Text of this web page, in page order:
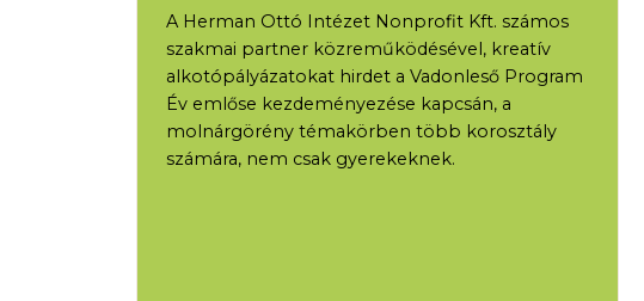
A Herman Ottó Intézet Nonprofit Kft. számos
szakmai partner közreműködésével, kreatív
alkotópályázatokat hirdet a Vadonleső Program
Év emlőse kezdeményezése kapcsán, a
molnárgörény témakörben több korosztály
számára, nem csak gyerekeknek.